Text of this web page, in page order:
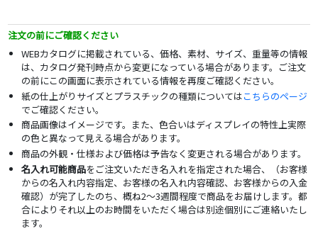
注文の前にご確認ください
WEBカタログに掲載されている、価格、素材、サイズ、重量等の情報
は、カタログ発刊時点から変更になっている場合があります。ご注文
の前にこの画面に表示されている情報を再度ご確認ください。
紙の仕上がりサイズとプラスチックの種類についてはこちらのページ
でご確認ください。
商品画像はイメージです。また、色合いはディスプレイの特性上実際
の色と異なって見える場合があります。
商品の外観・仕様および価格は予告なく変更される場合があります。
名入れ可能商品をご注文いただき名入れを指定された場合、（お客様
からの名入れ内容指定、お客様の名入れ内容確認、お客様からの入金
確認）が完了したのち、概ね2～3週間程度で商品をお届けします。都
合によりそれ以上のお時間をいただく場合は別途個別にご連絡いたし
ます。